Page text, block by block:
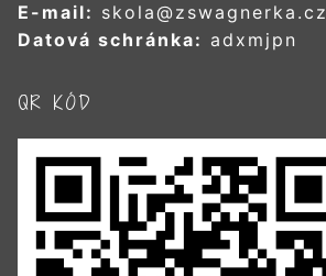
E-mail: skola@zswagnerka.cz
Datová schránka: adxmjpn
QR KÓD